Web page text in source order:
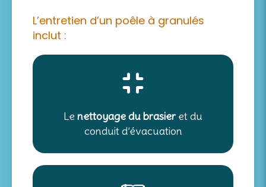
L’entretien d’un poêle à granulés
inclut :
Le nettoyage du brasieret du
conduit d’évacuation